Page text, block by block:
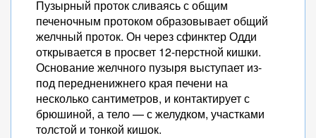
Пузырный проток сливаясь с общим
печеночным протоком образовывает общий
желчный проток. Он через сфинктер Одди
открывается в просвет 12-перстной кишки.
Основание желчного пузыря выступает из-
под передненижнего края печени на
несколько сантиметров, и контактирует с
брюшиной, а тело — с желудком, участками
толстой и тонкой кишок.